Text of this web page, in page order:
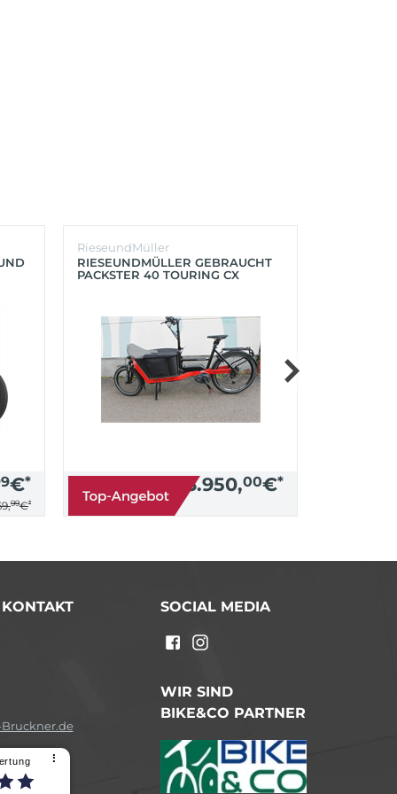
€*
99€*
RieseundMüller
RIESEUNDMÜLLER GEBRAUCHT
PACKSTER 40 TOURING CX
3.950,00€*
⠇
SOCIAL MEDIA
WIR SIND
BIKE&CO PARTNER